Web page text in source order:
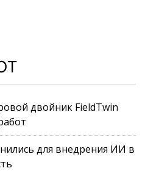
двойник FieldTwin
для внедрения ИИ в